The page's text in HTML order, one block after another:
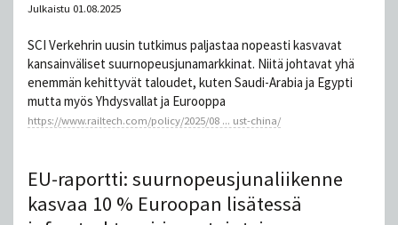
Julkaistu 01.08.2025
SCI Verkehrin uusin tutkimus paljastaa nopeasti kasvavat
kansainväliset suurnopeusjunamarkkinat. Niitä johtavat yhä
enemmän kehittyvät taloudet, kuten Saudi-Arabia ja Egypti
mutta myös Yhdysvallat ja Eurooppa
https://www.railtech.com/policy/2025/08 ... ust-china/
EU-raportti: suurnopeusjunaliikenne
kasvaa 10 % Euroopan lisätessä